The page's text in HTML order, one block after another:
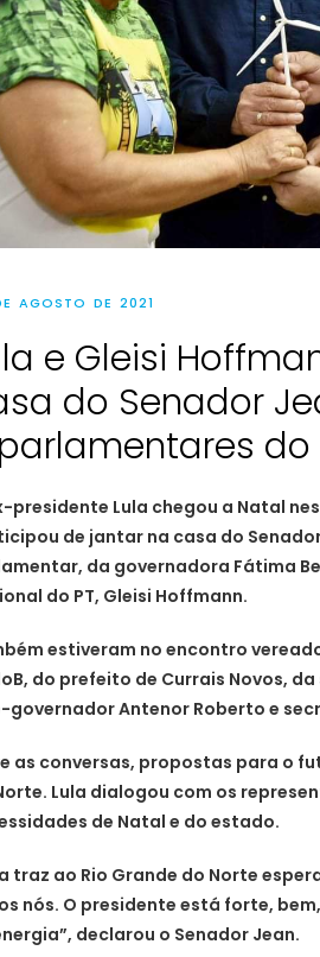
AGOSTO DE 2021
e Gleisi
do Senador
do
presidente Lula chegou a Natal
de jantar na casa do
da governadora Fátima
do PT, Gleisi Hoffmann.
estiveram no encontro
do prefeito de Currais Novos,
governador Antenor Roberto e
as conversas, propostas para o
Lula dialogou com os
de Natal e do estado.
traz ao Rio Grande do Norte
nós. O presidente está forte,
declarou o Senador Jean.